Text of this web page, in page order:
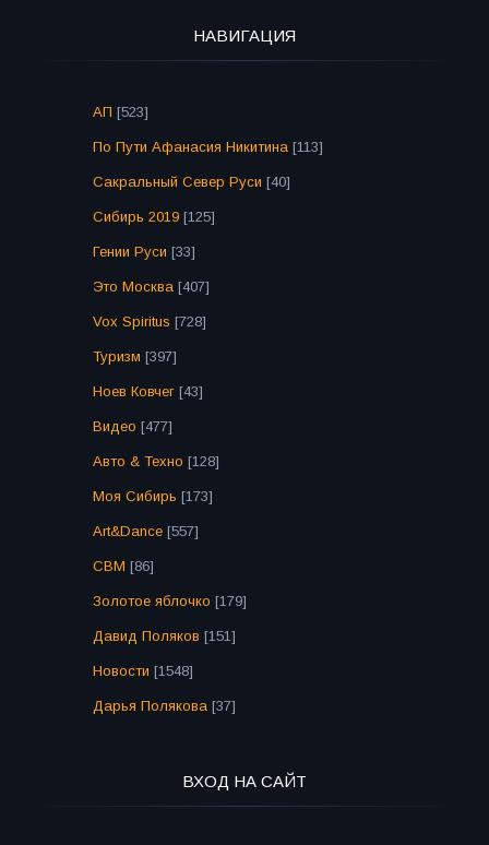
НАВИГАЦИЯ
АП [523]
По Пути Афанасия Никитина [113]
Сакральный Север Руси [40]
Сибирь 2019 [125]
Гении Руси [33]
Это Москва [407]
Vox Spiritus [728]
Туризм [397]
Ноев Ковчег [43]
Видео [477]
Авто & Техно [128]
Моя Сибирь [173]
Art&Dance [557]
СВМ [86]
Золотое яблочко [179]
Давид Поляков [151]
Новости [1548]
Дарья Полякова [37]
ВХОД НА САЙТ